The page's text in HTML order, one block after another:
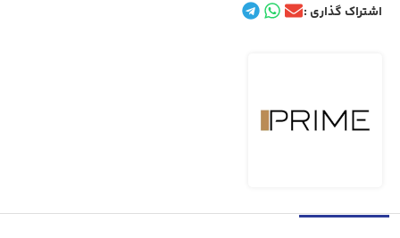
اشتراک گذاری :